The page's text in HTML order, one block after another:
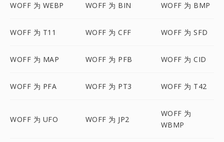
WOFF 为 WEBP WOFF 为 BIN WOFF 为 BMP
WOFF 为 T11 WOFF 为 CFF WOFF 为 SFD
WOFF 为 MAP WOFF 为 PFB WOFF 为 CID
WOFF 为 PFA WOFF 为 PT3 WOFF 为 T42
WOFF 为 UFO WOFF 为 JP2
WOFF 为
WBMP